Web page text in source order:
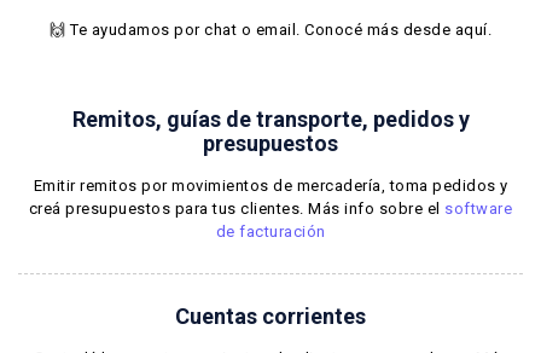
🙌 Te ayudamos por chat o email. Conocé más desde aquí.
Remitos, guías de transporte, pedidos y
presupuestos
Emitir remitos por movimientos de mercadería, toma pedidos y
creá presupuestos para tus clientes. Más info sobre el software
de facturación
Cuentas corrientes